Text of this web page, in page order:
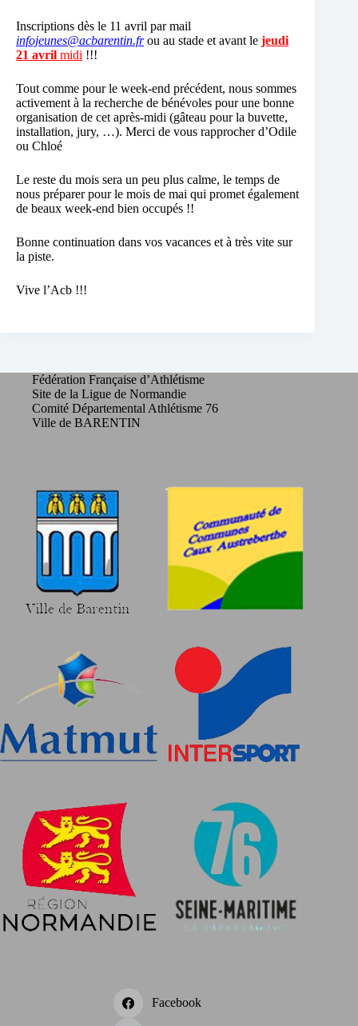
Inscriptions dès le 11 avril par mail
infojeunes@acbarentin.frou au stade et avant le jeudi
21 avril midi !!!
Tout comme pour le week-end précédent, nous sommes
activement à la recherche de bénévoles pour une bonne
organisation de cet après-midi (gâteau pour la buvette,
installation, jury, …). Merci de vous rapprocher d’Odile
ou Chloé
Le reste du mois sera un peu plus calme, le temps de
nous préparer pour le mois de mai qui promet également
de beaux week-end bien occupés !!
Bonne continuation dans vos vacances et à très vite sur
la piste.
Vive l’Acb !!!
Fédération Française d’Athlétisme
Site de la Ligue de Normandie
Comité Départemental Athlétisme 76
Ville de BARENTIN
Facebook